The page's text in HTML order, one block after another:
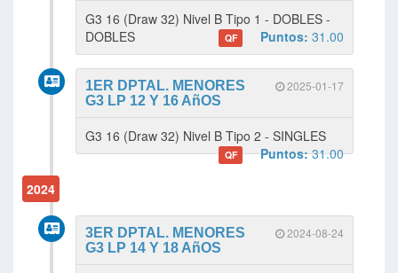
G3 16 (Draw 32) Nivel B Tipo 1 - DOBLES -
DOBLES
QF Puntos: 31.00
2025-01-17
1ER DPTAL. MENORES
G3 LP 12 Y 16 AñOS
G3 16 (Draw 32) Nivel B Tipo 2 - SINGLES
QF Puntos:31.00
2024
2024-08-24
3ER DPTAL. MENORES
G3 LP 14 Y 18 AñOS